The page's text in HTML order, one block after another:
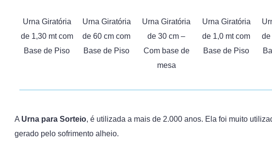
Urna Giratória
de 1,30 mt com
Base de Piso
Urna Giratória
de 60 cm com
Base de Piso
Urna Giratória
de 30 cm –
Com base de
mesa
Urna Giratória
de 1,0 mt com
Base de Piso
de
A Urna para Sorteio, é utilizada a mais de 2.000 anos. Ela foi muito
gerado pelo sofrimento alheio.